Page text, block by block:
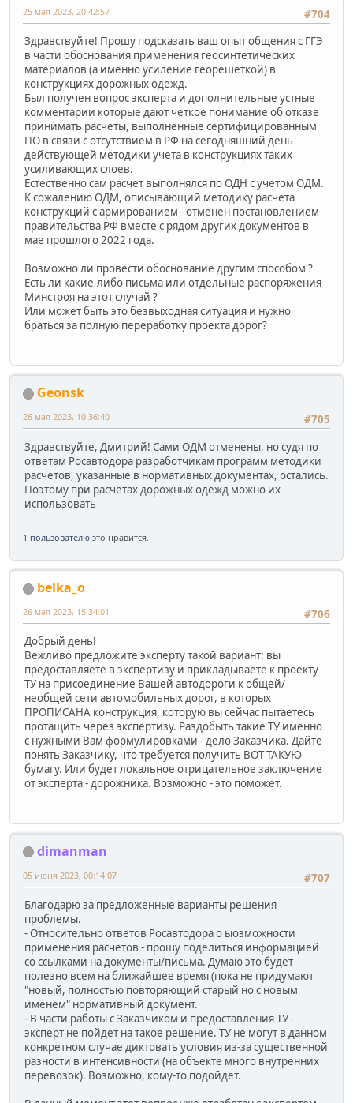
#704
25 мая 2023, 20:42:57
Здравствуйте! Прошу подсказать ваш опыт общения с ГГЭ
в части обоснования применения геосинтетических
материалов (а именно усиление георешеткой) в
конструкциях дорожных одежд.
Был получен вопрос эксперта и дополнительные устные
комментарии которые дают четкое понимание об отказе
принимать расчеты, выполненные сертифицированным
ПО в связи с отсутствием в РФ на сегодняшний день
действующей методики учета в конструкциях таких
усиливающих слоев.
Естественно сам расчет выполнялся по ОДН с учетом ОДМ.
К сожалению ОДМ, описывающий методику расчета
конструкций с армированием - отменен постановлением
правительства РФ вместе с рядом других документов в
мае прошлого 2022 года.
Возможно ли провести обоснование другим способом ?
Есть ли какие-либо письма или отдельные распоряжения
Минстроя на этот случай ?
Или может быть это безвыходная ситуация и нужно
браться за полную переработку проекта дорог?
Geonsk
#705
26 мая 2023, 10:36:40
Здравствуйте, Дмитрий! Сами ОДМ отменены, но судя по
ответам Росавтодора разработчикам программ методики
расчетов, указанные в нормативных документах, остались.
Поэтому при расчетах дорожных одежд можно их
использовать
1 пользователю это нравится.
belka_o
#706
26 мая 2023, 15:34:01
Добрый день!
Вежливо предложите эксперту такой вариант: вы
предоставляете в экспертизу и прикладываете к проекту
ТУ на присоединение Вашей автодороги к общей/
необщей сети автомобильных дорог, в которых
ПРОПИСАНА конструкция, которую вы сейчас пытаетесь
протащить через экспертизу. Раздобыть такие ТУ именно
с нужными Вам формулировками - дело Заказчика. Дайте
понять Заказчику, что требуется получить ВОТ ТАКУЮ
бумагу. Или будет локальное отрицательное заключение
от эксперта - дорожника. Возможно - это поможет.
dimanman
#707
05 июня 2023, 00:14:07
Благодарю за предложенные варианты решения
проблемы.
- Относительно ответов Росавтодора о ыозможности
применения расчетов - прошу поделиться информацией
со ссылками на документы/письма. Думаю это будет
полезно всем на ближайшее время (пока не придумают
"новый, полностью повторяющий старый но с новым
именем" нормативный документ.
- В части работы с Заказчиком и предоставления ТУ -
эксперт не пойдет на такое решение. ТУ не могут в данном
конкретном случае диктовать условия из-за существенной
разности в интенсивности (на объекте много внутренних
перевозок). Возможно, кому-то подойдет.